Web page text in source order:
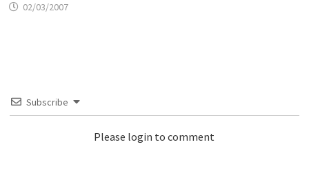
02/03/2007
Subscribe
Please login to comment